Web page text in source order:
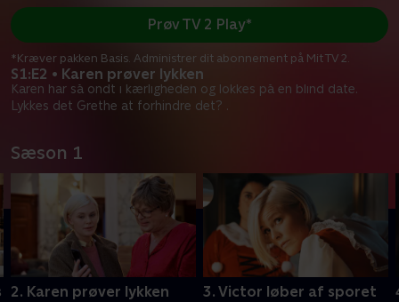
S1:E2 • Karen prøver lykken
Karen har så ondt i kærligheden og lokkes på en blind date.
Lykkes det Grethe at forhindre det? .
Prøv TV 2 Play*
*Kræver pakken Basis. Administrer dit abonnement på Mit TV 2.
Sæson 1
2. Karen prøver lykken 3. Victor løber af sporet